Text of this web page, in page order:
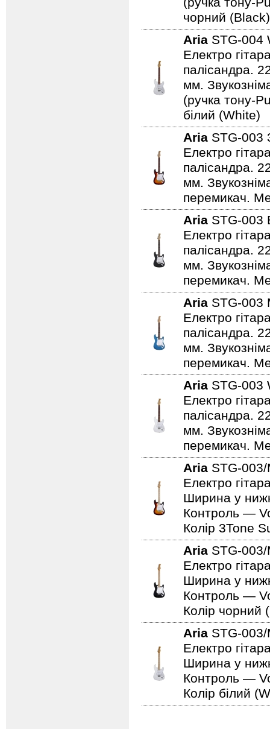
чорний
Aria STG-004
Електро
палісандра.
мм.
(ручка тону-
білий (White)
Aria STG-003
Електро
палісандра.
мм.
перемикач.
Aria STG-003
Електро
палісандра.
мм.
перемикач.
Aria STG-003
Електро
палісандра.
мм.
перемикач.
Aria STG-003
Електро
палісандра.
мм.
перемикач.
Aria STG-
Електро
Ширина у
Контроль —
Колір 3Tone
Aria STG-
Електро
Ширина у
Контроль —
Колір чорний
Aria STG-
Електро
Ширина у
Контроль —
Колір білий